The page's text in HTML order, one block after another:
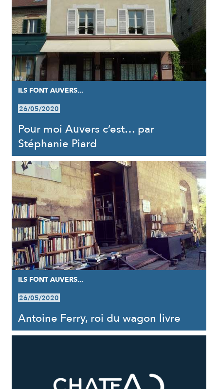
ILS FONT AUVERS...
26/05/2020
Pour moi Auvers c’est… par
Stéphanie Piard
ILS FONT AUVERS...
26/05/2020
Antoine Ferry, roi du wagon livre